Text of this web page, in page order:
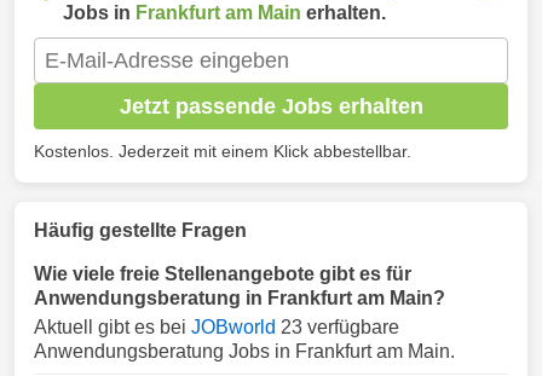
Jobs in Frankfurt am Main erhalten.
Jetzt passende Jobs erhalten
Kostenlos. Jederzeit mit einem Klick abbestellbar.
Häufig gestellte Fragen
Wie viele freie Stellenangebote gibt es für
Anwendungsberatung in Frankfurt am Main?
Aktuell gibt es bei JOBworld 23 verfügbare
Anwendungsberatung Jobs in Frankfurt am Main.